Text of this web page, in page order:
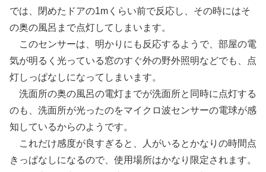
では、閉めたドアの1mくらい前で反応し、その時にはそ
の奥の風呂まで点灯してしまいます。
このセンサーは、明かりにも反応するようで、部屋の電
気が明るく光っている窓のすぐ外の野外照明などでも、点
灯しっぱなしになってしまいます。
洗面所の奥の風呂の電灯までが洗面所と同時に点灯する
のも、洗面所が光ったのをマイクロ波センサーの電球が感
知しているからのようです。
これだけ感度が良すぎると、人がいるとかなりの時間点
きっぱなしになるので、使用場所はかなり限定されます。